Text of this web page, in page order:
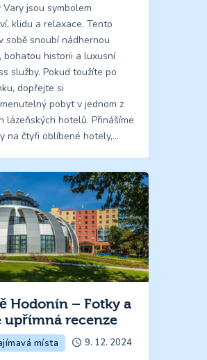
Vary jsou symbolem
klidu a relaxace. Tento
sobě snoubí nádhernou
bohatou historii a luxusní
služby. Pokud toužíte po
dopřejte si
pobyt v jednom z
lázeňských hotelů. Přinášíme
na čtyři oblíbené hotely,…
Hodonín – Fotky a
upřímná recenze
místa 9. 12. 2024